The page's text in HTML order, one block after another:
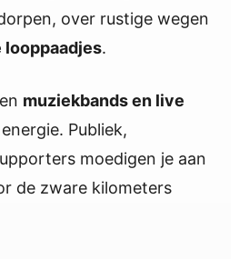
over rustige wegen
.
muziekbands en live
Publiek,
moedigen je aan
de zware kilometers